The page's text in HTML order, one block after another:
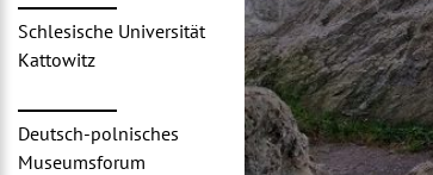
Schlesische Universität
Kattowitz
Deutsch-polnisches
Museumsforum